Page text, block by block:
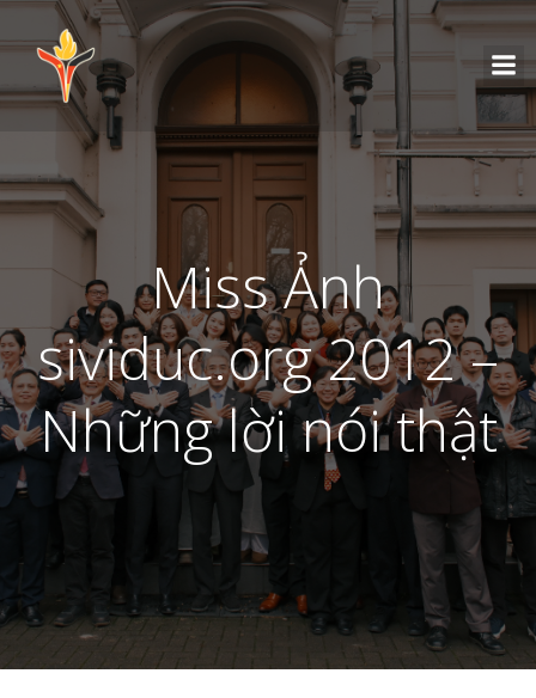
Miss Ảnh
sividuc.org 2012 –
Những lời nói thật